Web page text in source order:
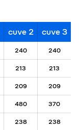
cuve 2 cuve 3
240 240
213 213
209 209
480 370
238 238